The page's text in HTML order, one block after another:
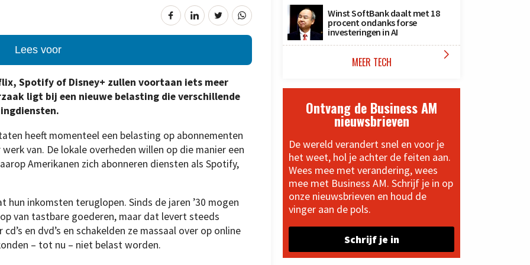
Lees voor
Spotify of Disney+ zullen voortaan iets meer
ligt bij een nieuwe belasting die verschillende
heeft momenteel een belasting op abonnementen
van. De lokale overheden willen op die manier een
Amerikanen zich abonneren diensten als Spotify,
inkomsten teruglopen. Sinds de jaren ’30 mogen
van tastbare goederen, maar dat levert steeds
en dvd’s en schakelden ze massaal over op online
– tot nu – niet belast worden.
Winst SoftBank daalt met 18
procent ondanks forse
investeringen in AI
MEER TECH 
Ontvang de Business AM
nieuwsbrieven
De wereld verandert snel en voor je
het weet, hol je achter de feiten aan.
Wees mee met verandering, wees
mee met Business AM. Schrijf je in op
onze nieuwsbrieven en houd de
vinger aan de pols.
Schrijf je in